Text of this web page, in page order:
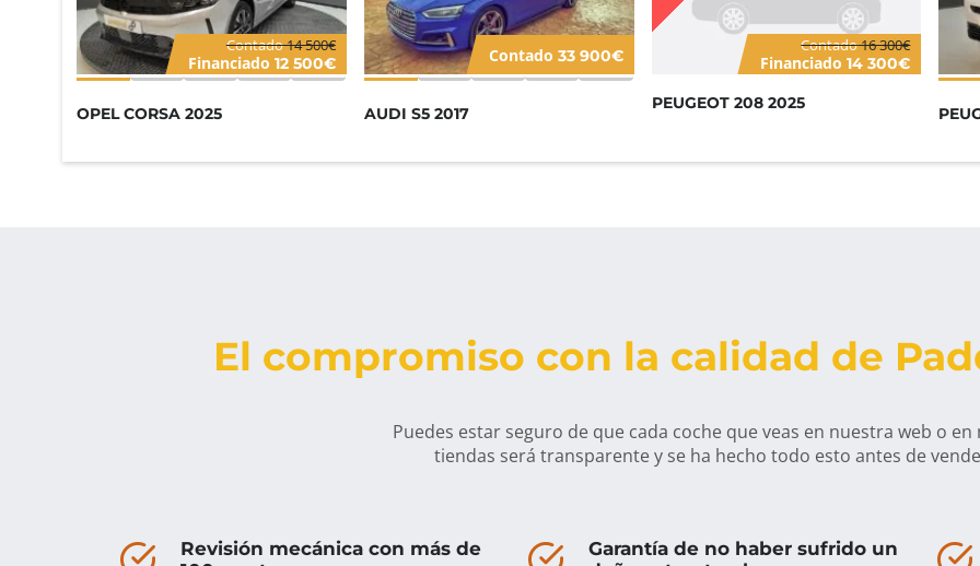
Contado14 500€
Financiado 12 500€
OPEL CORSA 2025
Contado 33 900€
AUDI S5 2017
Contado16 300€
Financiado 14 300€
PEUGEOT 208 2025
El compromiso con la calidad de
Puedes estar seguro de que cada coche que veas en nuestra web o en
tiendas será transparente y se ha hecho todo esto antes de
Revisión mecánica con más de
Garantía de no haber sufrido un